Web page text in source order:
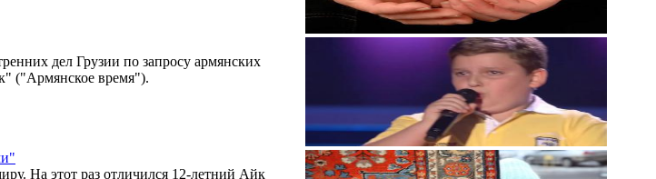
дел Грузии по запросу армянских
("Армянское время").
На этот раз отличился 12-летний Айк